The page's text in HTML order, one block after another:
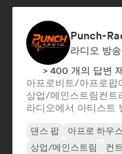
Punch-
라디오 방
> 400 개의 답변
아프로비트/아프로팝
상업/메인스트림컨트
라디오에서 아티스트
댄스 팝 아프로 하우
상업/메인스트림
컨